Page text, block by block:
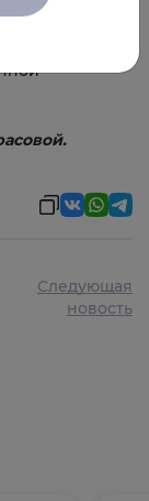
эффекта
Следующая
новость